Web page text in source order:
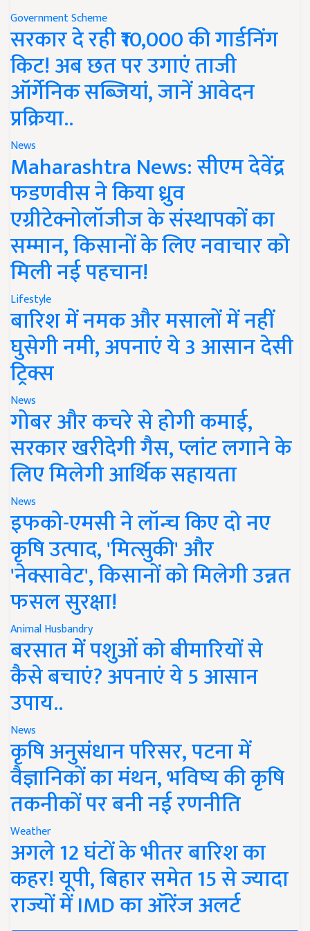
Government Scheme
सरकार दे रही ₹10,000 की गार्डनिंग
किट! अब छत पर उगाएं ताजी
ऑर्गेनिक सब्जियां, जानें आवेदन
प्रक्रिया..
News
Maharashtra News: सीएम देवेंद्र
फडणवीस ने किया ध्रुव
एग्रीटेक्नोलॉजीज के संस्थापकों का
सम्मान, किसानों के लिए नवाचार को
मिली नई पहचान!
Lifestyle
बारिश में नमक और मसालों में नहीं
घुसेगी नमी, अपनाएं ये 3 आसान देसी
ट्रिक्स
News
गोबर और कचरे से होगी कमाई,
सरकार खरीदेगी गैस, प्लांट लगाने के
लिए मिलेगी आर्थिक सहायता
News
इफको-एमसी ने लॉन्च किए दो नए
कृषि उत्पाद, 'मित्सुकी' और
'नेक्सावेट', किसानों को मिलेगी उन्नत
फसल सुरक्षा!
Animal Husbandry
बरसात में पशुओं को बीमारियों से
कैसे बचाएं? अपनाएं ये 5 आसान
उपाय..
News
कृषि अनुसंधान परिसर, पटना में
वैज्ञानिकों का मंथन, भविष्य की कृषि
तकनीकों पर बनी नई रणनीति
Weather
अगले 12 घंटों के भीतर बारिश का
कहर! यूपी, बिहार समेत 15 से ज्यादा
राज्यों में IMD का ऑरेंज अलर्ट